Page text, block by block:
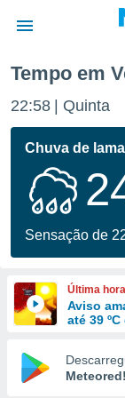
da
foi
fornecidas
a este
das
e
forma
digital
Tempo em
22:58 Quinta
Chuva de lama
Sensação de
Última hora
Aviso
até 39
Meteored!